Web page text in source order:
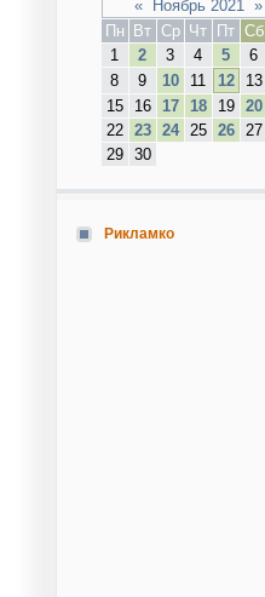
« Ноябрь 2021 »
Пн
Вт Ср Чт Пт Сб
1
2 3 4 5 6
8
9 10 11 12 13
15
16 17 18 19 20
22
23 24 25 26 27
29
30
Рикламко